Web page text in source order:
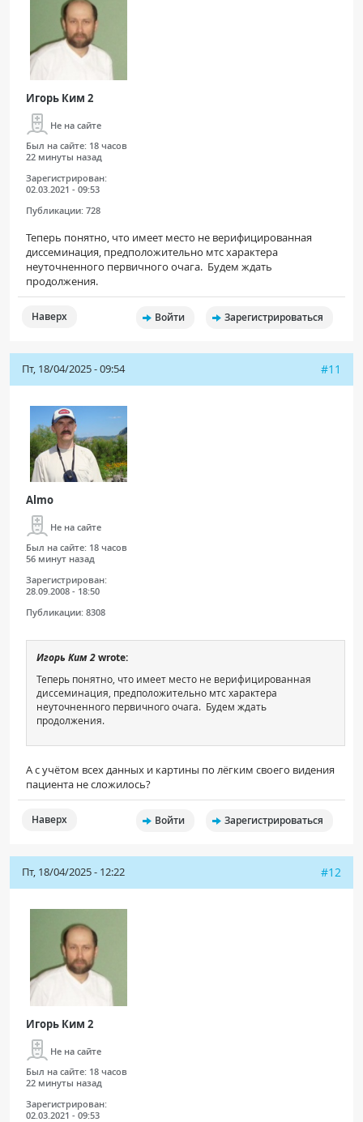
Игорь Ким 2
Не на сайте
Был на сайте: 18 часов
22 минуты назад
Зарегистрирован:
02.03.2021 - 09:53
Публикации: 728
Теперь понятно, что имеет место не верифицированная
диссеминация, предположительно мтс характера
неуточненного первичного очага. Будем ждать
продолжения.
Наверх Войти Зарегистрироваться
Пт, 18/04/2025 - 09:54 #11
Almo
Не на сайте
Был на сайте: 18 часов
56 минут назад
Зарегистрирован:
28.09.2008 - 18:50
Публикации: 8308
Игорь Ким 2wrote:
Теперь понятно, что имеет место не верифицированная
диссеминация, предположительно мтс характера
неуточненного первичного очага. Будем ждать
продолжения.
А с учётом всех данных и картины по лёгким своего видения
пациента не сложилось?
Наверх Войти Зарегистрироваться
Пт, 18/04/2025 - 12:22 #12
Игорь Ким 2
Не на сайте
Был на сайте: 18 часов
22 минуты назад
Зарегистрирован:
02.03.2021 - 09:53